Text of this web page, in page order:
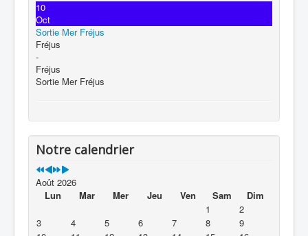
10
Oct
Sortie Mer Fréjus
Fréjus
-
Fréjus
Sortie Mer Fréjus
Notre calendrier
Août 2026
Lun
Mar Mer Jeu Ven Sam
Dim
1
2
3
4 5 6 7 8
9